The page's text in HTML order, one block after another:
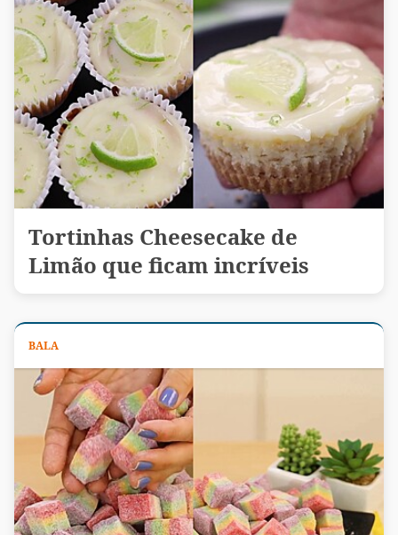
Tortinhas Cheesecake de
Limão que ficam incríveis
BALA